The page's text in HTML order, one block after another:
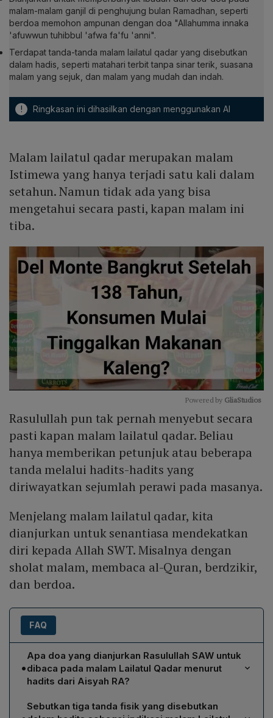
malam-malam ganjil di penghujung bulan Ramadhan, seperti
berdoa memohon ampunan dengan doa "Allahumma innaka
'afuwwun tuhibbul 'afwa fa'fu 'anni".
Terdapat tanda-tanda malam lailatul qadar yang disebutkan
dalam hadis, seperti matahari terbit tanpa sinar terik, suasana
malam yang sejuk, dan malam yang mudah dan indah.
! Ringkasan ini dihasilkan dengan menggunakan AI
Malam lailatul qadar merupakan malam
Istimewa yang hanya terjadi satu kali dalam
setahun. Namun tidak ada yang bisa
mengetahui secara pasti, kapan malam ini
tiba.
Mute
Powered by GliaStudios
Rasulullah pun tak pernah menyebut secara
pasti kapan malam lailatul qadar. Beliau
hanya memberikan petunjuk atau beberapa
tanda melalui hadits-hadits yang
diriwayatkan sejumlah perawi pada masanya.
Menjelang malam lailatul qadar, kita
dianjurkan untuk senantiasa mendekatkan
diri kepada Allah SWT. Misalnya dengan
sholat malam, membaca al-Quran, berdzikir,
dan berdoa.
FAQ
•
Apa doa yang dianjurkan Rasulullah SAW untuk
dibaca pada malam Lailatul Qadar menurut
hadits dari Aisyah RA?
Doa yang dianjurkan adalah: "Allahumma innaka
‘afuwwun tuhibbul ‘afwa fa’fu’anni" yang artinya “Ya
Sebutkan tiga tanda fisik yang disebutkan